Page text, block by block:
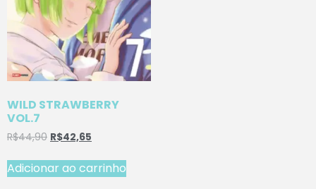
WILD STRAWBERRY
VOL.7
R$44,90 R$42,65
Adicionar ao carrinho